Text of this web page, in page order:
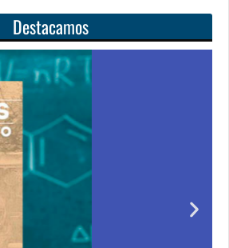
Destacamos
Unas matemáticas
para todos
Notición!! Ya se puede adquirir nuestro
libro: Unas matemáticas para todos